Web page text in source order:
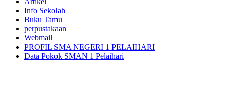
Info Sekolah
Buku Tamu
perpustakaan
Webmail
PROFIL SMA NEGERI 1 PELAIHARI
Data Pokok SMAN 1 Pelaihari